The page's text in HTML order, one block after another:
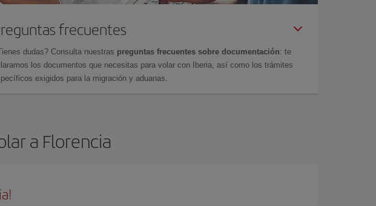
frecuentes
dudas? Consulta nuestras preguntas frecuentes sobre documentación: te
los documentos que necesitas para volar con Iberia, así como los trámites
exigidos para la migración y aduanas.
a Florencia